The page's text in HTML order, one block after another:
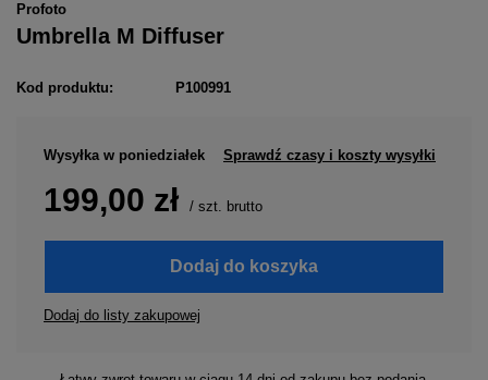
Profoto
Umbrella M Diffuser
Kod produktu: P100991
Wysyłkaw poniedziałek Sprawdź czasy i koszty wysyłki
199,00 zł / szt. brutto
Dodaj do koszyka
Dodaj do listy zakupowej